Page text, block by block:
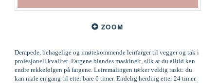
ZOOM
Dempede, behagelige og imøtekommende leirfarger til vegger og tak i
profesjonell kvalitet. Fargene blandes maskinelt, slik at du alltid kan
endre rekkefølgen på fargene. Leiremalingen tørker veldig raskt: du
kan male en gang til etter bare 6 timer. Endelig herding etter 24 timer.